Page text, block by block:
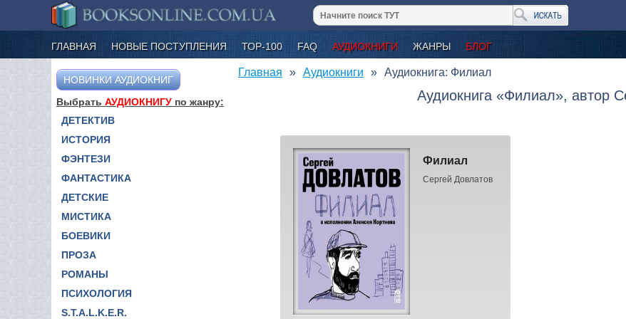
ГЛАВНАЯ НОВЫЕ ПОСТУПЛЕНИЯ ТОР-100 FAQ АУДИОКНИГИ ЖАНРЫ БЛОГ
НОВИНКИ АУДИОКНИГ
Выбрать АУДИОКНИГУ по жанру:
ДЕТЕКТИВ
ИСТОРИЯ
ФЭНТЕЗИ
ФАНТАСТИКА
ДЕТСКИЕ
МИСТИКА
БОЕВИКИ
ПРОЗА
РОМАНЫ
ПСИХОЛОГИЯ
S.T.A.L.K.E.R.
Главная Аудиокниги Аудиокнига: Филиал
Аудиокнига «Филиал», автор
Филиал
Сергей Довлатов